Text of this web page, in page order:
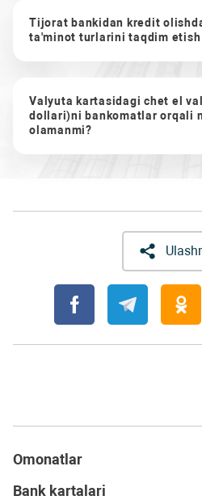
Tijorat bankidan kredit
ta'minot turlarini taqdim etish
Valyuta kartasidagi chet el
dollari)ni bankomatlar orqali
olamanmi?
Omonatlar
Bank kartalari